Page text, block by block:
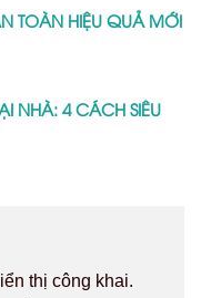
TOÀN HIỆU QUẢ MỚI
NHÀ: 4 CÁCH SIÊU
thị công khai.